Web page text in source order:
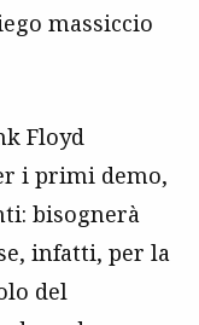
massiccio
Floyd
i primi demo,
bisognerà
infatti, per la
del